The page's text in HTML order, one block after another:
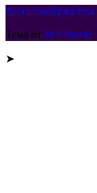
Металлообработка
Тема от WP Puzzle
➤